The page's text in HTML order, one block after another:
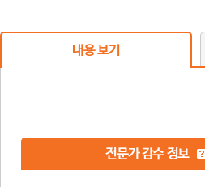
내용 보기
전문가 감수 정보